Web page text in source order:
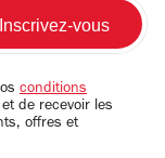
conditions
et de recevoir les
offres et